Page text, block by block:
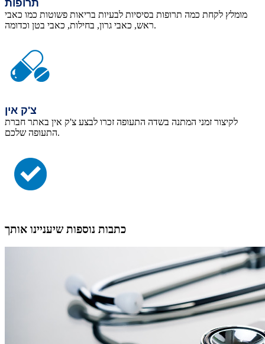
תרופות
מומלץ לקחת כמה תרופות בסיסיות לבעיות בריאות פשוטות כמו כאבי
ראש, כאבי גרון, בחילות, כאבי בטן וכדומה.
צ'ק אין
לקיצור זמני המתנה בשדה התעופה זכרו לבצע צ'ק אין באתר חברת
התעופה שלכם.
כתבות נוספות שיעניינו אותך